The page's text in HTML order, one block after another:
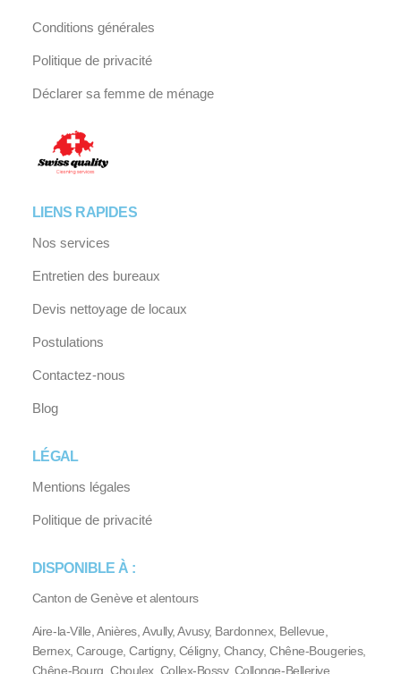
Conditions générales
Politique de privacité
Déclarer sa femme de ménage
LIENS RAPIDES
Nos services
Entretien des bureaux
Devis nettoyage de locaux
Postulations
Contactez-nous
Blog
LÉGAL
Mentions légales
Politique de privacité
DISPONIBLE À :
Canton de Genève et alentours
Aire-la-Ville, Anières, Avully, Avusy, Bardonnex, Bellevue,
Bernex, Carouge, Cartigny, Céligny, Chancy, Chêne-Bougeries,
Chêne-Bourg, Choulex, Collex-Bossy, Collonge-Bellerive,